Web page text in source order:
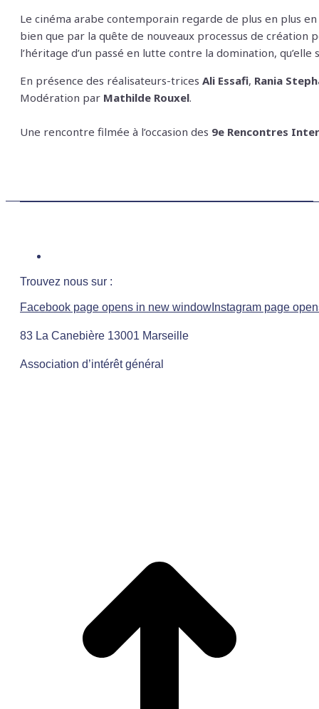
Le cinéma arabe contemporain regarde de plus en plus
bien que par la quête de nouveaux processus de
l’héritage d’un passé en lutte contre la domination,
En présence des réalisateurs-trices Ali Essafi, Rania
Modération par Mathilde Rouxel.
Une rencontre filmée à l’occasion des 9e Rencontres
Trouvez nous sur :
Facebook page opens in new window Instagram page
83 La Canebière 13001 Marseille
Association d’intérêt général